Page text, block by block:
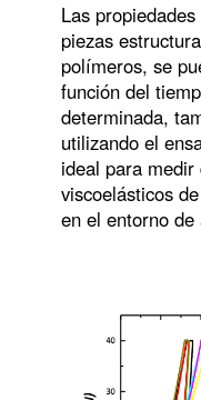
Las
piezas
polímeros, se
función del
determinada,
utilizando el
ideal para
viscoelásticos
en el entorno